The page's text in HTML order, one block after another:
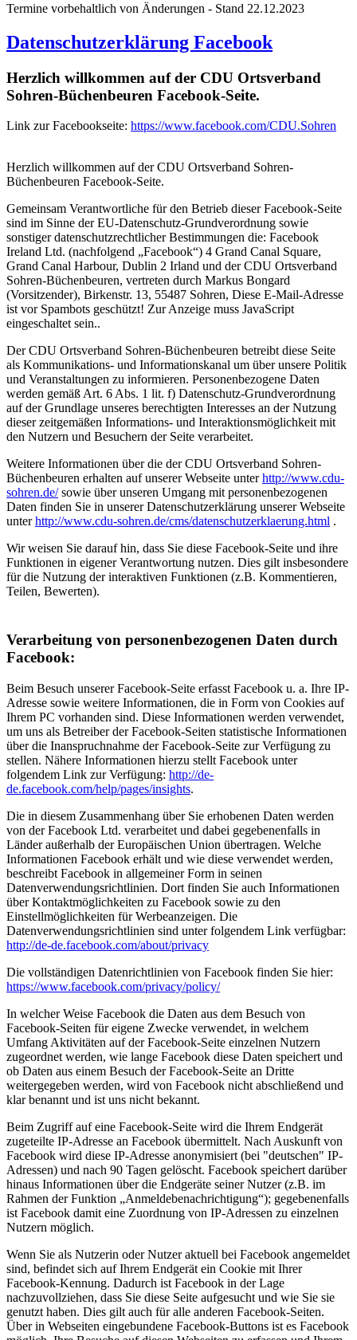
Termine vorbehaltlich von Änderungen - Stand 22.12.2023
Datenschutzerklärung Facebook
Herzlich willkommen auf der CDU Ortsverband
Sohren-Büchenbeuren Facebook-Seite.
Link zur Facebookseite: https://www.facebook.com/CDU.Sohren
Herzlich willkommen auf der CDU Ortsverband Sohren-
Büchenbeuren Facebook-Seite.
Gemeinsam Verantwortliche für den Betrieb dieser Facebook-Seite
sind im Sinne der EU-Datenschutz-Grundverordnung sowie
sonstiger datenschutzrechtlicher Bestimmungen die: Facebook
Ireland Ltd. (nachfolgend „Facebook“) 4 Grand Canal Square,
Grand Canal Harbour, Dublin 2 Irland und der CDU Ortsverband
Sohren-Büchenbeuren, vertreten durch Markus Bongard
(Vorsitzender), Birkenstr. 13, 55487 Sohren, Diese E-Mail-Adresse
ist vor Spambots geschützt! Zur Anzeige muss JavaScript
eingeschaltet sein..
Der CDU Ortsverband Sohren-Büchenbeuren betreibt diese Seite
als Kommunikations- und Informationskanal um über unsere Politik
und Veranstaltungen zu informieren. Personenbezogene Daten
werden gemäß Art. 6 Abs. 1 lit. f) Datenschutz-Grundverordnung
auf der Grundlage unseres berechtigten Interesses an der Nutzung
dieser zeitgemäßen Informations- und Interaktionsmöglichkeit mit
den Nutzern und Besuchern der Seite verarbeitet.
Weitere Informationen über die der CDU Ortsverband Sohren-
Büchenbeuren erhalten auf unserer Webseite unterhttp://www.cdu-
sohren.de/sowie über unseren Umgang mit personenbezogenen
Daten finden Sie in unserer Datenschutzerklärung unserer Webseite
unterhttp://www.cdu-sohren.de/cms/datenschutzerklaerung.html .
Wir weisen Sie darauf hin, dass Sie diese Facebook-Seite und ihre
Funktionen in eigener Verantwortung nutzen. Dies gilt insbesondere
für die Nutzung der interaktiven Funktionen (z.B. Kommentieren,
Teilen, Bewerten).
Verarbeitung von personenbezogenen Daten durch
Facebook:
Beim Besuch unserer Facebook-Seite erfasst Facebook u. a. Ihre IP-
Adresse sowie weitere Informationen, die in Form von Cookies auf
Ihrem PC vorhanden sind. Diese Informationen werden verwendet,
um uns als Betreiber der Facebook-Seiten statistische Informationen
über die Inanspruchnahme der Facebook-Seite zur Verfügung zu
stellen. Nähere Informationen hierzu stellt Facebook unter
folgendem Link zur Verfügung: http://de-
de.facebook.com/help/pages/insights.
Die in diesem Zusammenhang über Sie erhobenen Daten werden
von der Facebook Ltd. verarbeitet und dabei gegebenenfalls in
Länder außerhalb der Europäischen Union übertragen. Welche
Informationen Facebook erhält und wie diese verwendet werden,
beschreibt Facebook in allgemeiner Form in seinen
Datenverwendungsrichtlinien. Dort finden Sie auch Informationen
über Kontaktmöglichkeiten zu Facebook sowie zu den
Einstellmöglichkeiten für Werbeanzeigen. Die
Datenverwendungsrichtlinien sind unter folgendem Link verfügbar:
http://de-de.facebook.com/about/privacy
Die vollständigen Datenrichtlinien von Facebook finden Sie hier:
https://www.facebook.com/privacy/policy/
In welcher Weise Facebook die Daten aus dem Besuch von
Facebook-Seiten für eigene Zwecke verwendet, in welchem
Umfang Aktivitäten auf der Facebook-Seite einzelnen Nutzern
zugeordnet werden, wie lange Facebook diese Daten speichert und
ob Daten aus einem Besuch der Facebook-Seite an Dritte
weitergegeben werden, wird von Facebook nicht abschließend und
klar benannt und ist uns nicht bekannt.
Beim Zugriff auf eine Facebook-Seite wird die Ihrem Endgerät
zugeteilte IP-Adresse an Facebook übermittelt. Nach Auskunft von
Facebook wird diese IP-Adresse anonymisiert (bei "deutschen" IP-
Adressen) und nach 90 Tagen gelöscht. Facebook speichert darüber
hinaus Informationen über die Endgeräte seiner Nutzer (z.B. im
Rahmen der Funktion „Anmeldebenachrichtigung“); gegebenenfalls
ist Facebook damit eine Zuordnung von IP-Adressen zu einzelnen
Nutzern möglich.
Wenn Sie als Nutzerin oder Nutzer aktuell bei Facebook angemeldet
sind, befindet sich auf Ihrem Endgerät ein Cookie mit Ihrer
Facebook-Kennung. Dadurch ist Facebook in der Lage
nachzuvollziehen, dass Sie diese Seite aufgesucht und wie Sie sie
genutzt haben. Dies gilt auch für alle anderen Facebook-Seiten.
Über in Webseiten eingebundene Facebook-Buttons ist es Facebook